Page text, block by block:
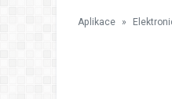
Aplikace